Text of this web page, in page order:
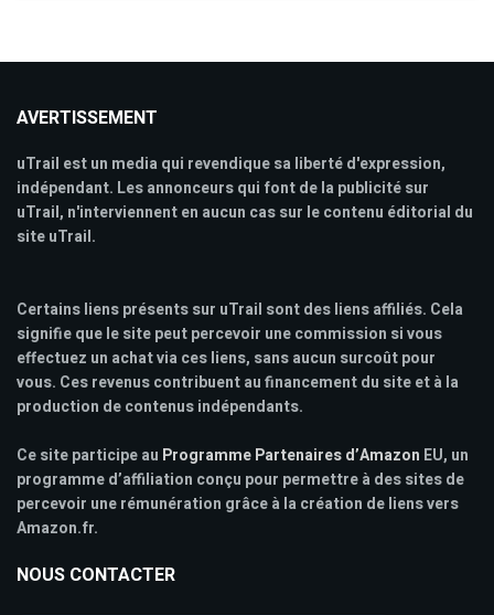
AVERTISSEMENT
uTrail est un media qui revendique sa liberté d'expression,
indépendant. Les annonceurs qui font de la publicité sur
uTrail, n'interviennent en aucun cas sur le contenu éditorial du
site uTrail.
Certains liens présents sur uTrail sont des liens affiliés. Cela
signifie que le site peut percevoir une commission si vous
effectuez un achat via ces liens, sans aucun surcoût pour
vous. Ces revenus contribuent au financement du site et à la
production de contenus indépendants.
Ce site participe au Programme Partenaires d’Amazon EU, un
programme d’affiliation conçu pour permettre à des sites de
percevoir une rémunération grâce à la création de liens vers
Amazon.fr.
NOUS CONTACTER